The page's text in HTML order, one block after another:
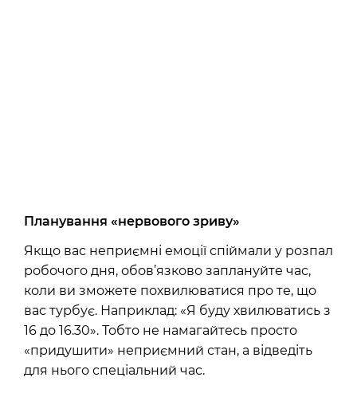
Планування «нервового зриву»
Якщо вас неприємні емоції спіймали у розпал
робочого дня, обов’язково заплануйте час,
коли ви зможете похвилюватися про те, що
вас турбує. Наприклад: «Я буду хвилюватись з
16 до 16.30». Тобто не намагайтесь просто
«придушити» неприємний стан, а відведіть
для нього спеціальний час.